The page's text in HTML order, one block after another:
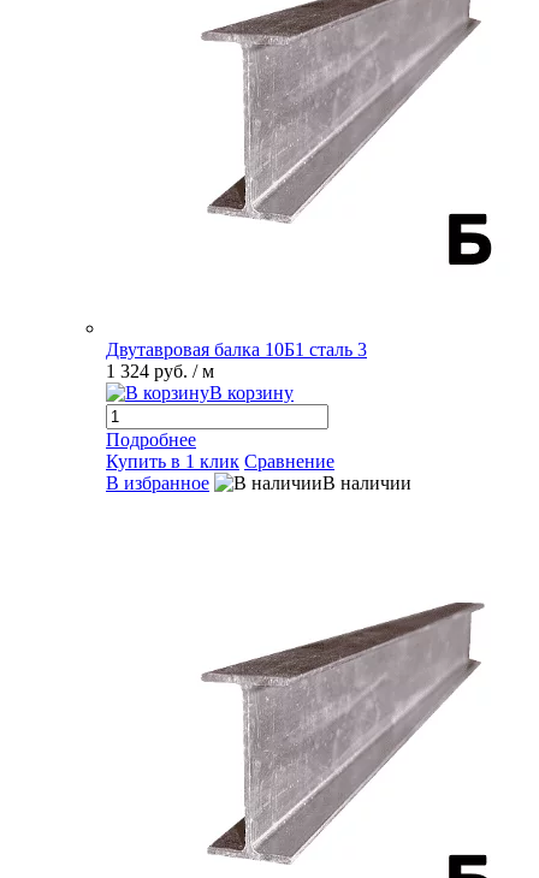
Двутавровая балка 10Б1 сталь 3
1 324 руб. / м
В корзину
Подробнее
Купить в 1 клик Сравнение
В избранное
В наличии